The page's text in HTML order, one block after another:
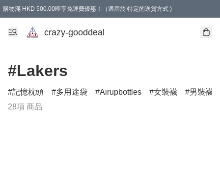
購物滿 HKD 500.00即享免運費優惠！（適用於 特定的送貨方式 )
成為會員可享免費禮品
crazy-gooddeal
#Lakers
記憶枕頭 多用途袋 Airupbottles 女裝襪
男裝襪
28項 商品